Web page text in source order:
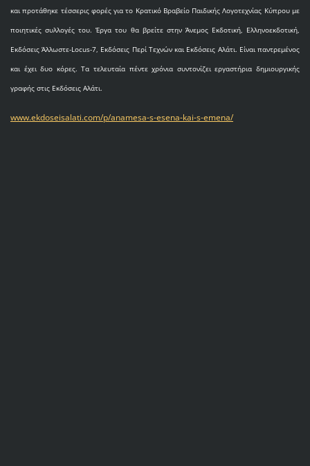
και προτάθηκε τέσσερις φορές για το Κρατικό Βραβείο Παιδικής Λογοτεχνίας Κύπρου με
ποιητικές συλλογές του. Έργα του θα βρείτε στην Άνεμος Εκδοτική, Ελληνοεκδοτική,
Εκδόσεις Άλλωστε-Locus-7, Εκδόσεις Περί Τεχνών και Εκδόσεις Αλάτι. Είναι παντρεμένος
και έχει δυο κόρες. Τα τελευταία πέντε χρόνια συντονίζει εργαστήρια δημιουργικής
γραφής στις Εκδόσεις Αλάτι.
www.ekdoseisalati.com/p/anamesa-s-esena-kai-s-emena/